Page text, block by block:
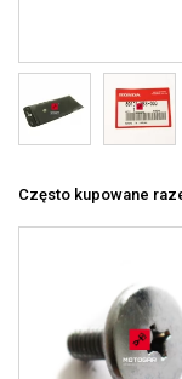
Często kupowane